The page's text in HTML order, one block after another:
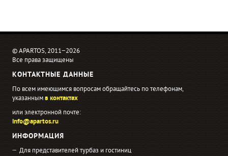
© APARTOS, 2011−2026
Все права защищены
КОНТАКТНЫЕ ДАННЫЕ
По всем имеющимся вопросам обращайтесь по телефонам,
указаннымв контактах
или электронной почте:
info@apartos.ru
ИНФОРМАЦИЯ
Для представителей турбаз и гостиниц